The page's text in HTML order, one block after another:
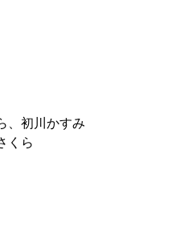
、初川かすみ
くら